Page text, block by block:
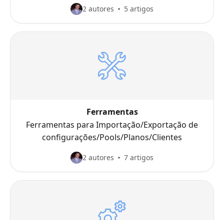
2 autores 5 artigos
Ferramentas
Ferramentas para Importação/Exportação de
configurações/Pools/Planos/Clientes
2 autores 7 artigos